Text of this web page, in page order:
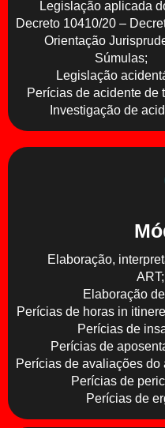
Legislação aplicada
Decreto 10410/20 –
Orientação
Súmulas;
Legislação
Perícias de acidente de
Investigação de
Elaboração,
ART;
Elaboração
Perícias de horas in
Perícias de
Perícias de
Perícias de avaliações do
Perícias de
Perícias de